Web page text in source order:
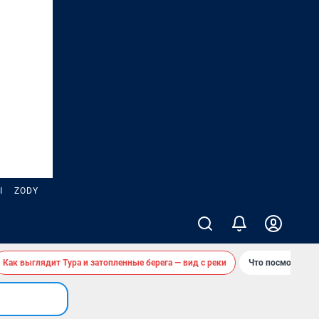
ZODY
Как выглядит Тура и затопленные берега — вид с реки Что посмотреть